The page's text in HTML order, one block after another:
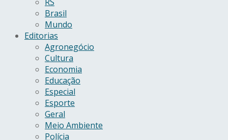
Brasil
Mundo
Editorias
Agronegócio
Cultura
Economia
Educação
Especial
Esporte
Geral
Meio Ambiente
Polícia